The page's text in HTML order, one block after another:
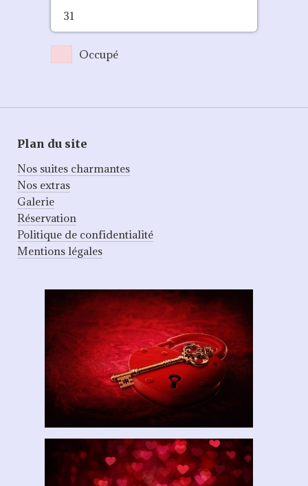
31
Occupé
Plan du site
Nos suites charmantes
Nos extras
Galerie
Réservation
Politique de confidentialité
Mentions légales